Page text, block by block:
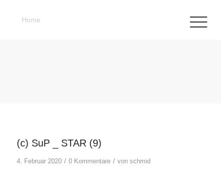
Home
(c) SuP _ STAR (9)
4. Februar 2020 / 0 Kommentare / von schmid